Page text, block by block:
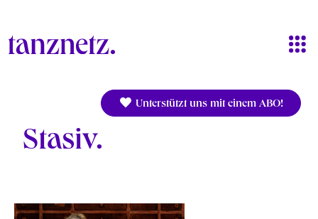
Unterstützt uns mit einem ABO!
Stasiv